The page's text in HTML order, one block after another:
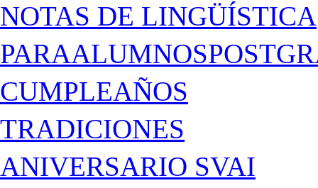
NOTAS DE LINGÜÍSTICA
CUMPLEAÑOS
TRADICIONES
ANIVERSARIO SVAI